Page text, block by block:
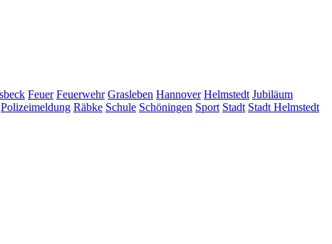
Feuer Feuerwehr Grasleben Hannover Helmstedt Jubiläum
Polizeimeldung Räbke Schule Schöningen Sport Stadt Stadt Helmstedt